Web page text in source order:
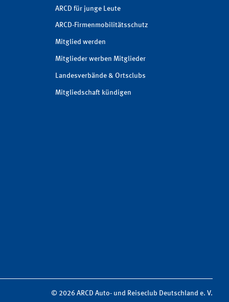
ARCD für junge Leute
ARCD-Firmenmobilitätsschutz
Mitglied werden
Mitglieder werben Mitglieder
Landesverbände & Ortsclubs
Mitgliedschaft kündigen
© 2026 ARCD Auto- und Reiseclub Deutschland e. V.